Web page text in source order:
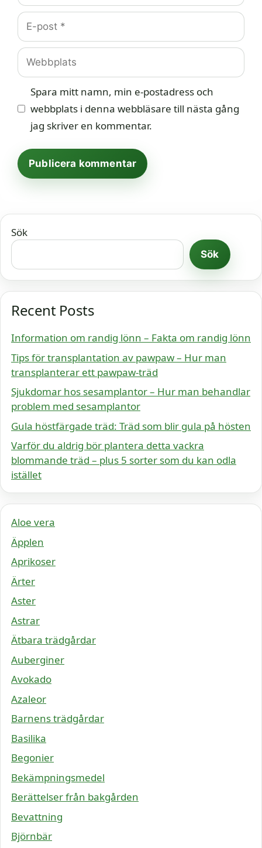
E-
post
Webbplats
Spara mitt namn, min e-postadress och
webbplats i denna webbläsare till nästa gång
jag skriver en kommentar.
Sök
Sök
Recent Posts
Information om randig lönn – Fakta om randig lönn
Tips för transplantation av pawpaw – Hur man
transplanterar ett pawpaw-träd
Sjukdomar hos sesamplantor – Hur man behandlar
problem med sesamplantor
Gula höstfärgade träd: Träd som blir gula på hösten
Varför du aldrig bör plantera detta vackra
blommande träd – plus 5 sorter som du kan odla
istället
Aloe vera
Äpplen
Aprikoser
Ärter
Aster
Astrar
Ätbara trädgårdar
Auberginer
Avokado
Azaleor
Barnens trädgårdar
Basilika
Begonier
Bekämpningsmedel
Berättelser från bakgården
Bevattning
Björnbär